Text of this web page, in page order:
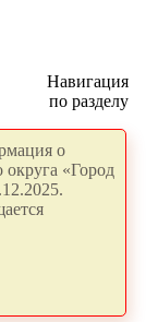
Навигация
по разделу
о
округа «Город